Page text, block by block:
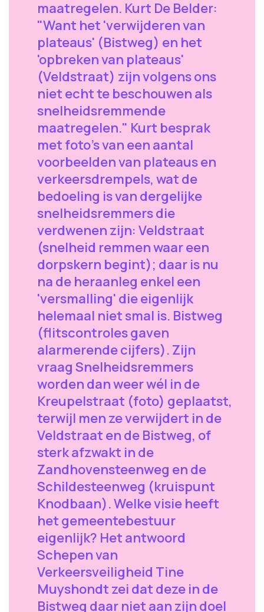
maatregelen. Kurt De Belder:
"Want het 'verwijderen van
plateaus' (Bistweg) en het
'opbreken van plateaus'
(Veldstraat) zijn volgens ons
niet echt te beschouwen als
snelheidsremmende
maatregelen." Kurt besprak
met foto's van een aantal
voorbeelden van plateaus en
verkeersdrempels, wat de
bedoeling is van dergelijke
snelheidsremmers die
verdwenen zijn: Veldstraat
(snelheid remmen waar een
dorpskern begint); daar is nu
na de heraanleg enkel een
'versmalling' die eigenlijk
helemaal niet smal is. Bistweg
(flitscontroles gaven
alarmerende cijfers). Zijn
vraag Snelheidsremmers
worden dan weer wél in de
Kreupelstraat (foto) geplaatst,
terwijl men ze verwijdert in de
Veldstraat en de Bistweg, of
sterk afzwakt in de
Zandhovensteenweg en de
Schildesteenweg (kruispunt
Knodbaan). Welke visie heeft
het gemeentebestuur
eigenlijk? Het antwoord
Schepen van
Verkeersveiligheid Tine
Muyshondt zei dat deze in de
Bistweg daar niet aan zijn doel